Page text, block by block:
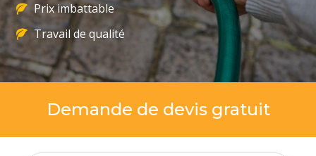
Prix imbattable
Travail de qualité
Demande de devis gratuit